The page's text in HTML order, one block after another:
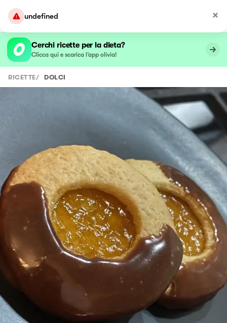
undefined
Cerchi ricette per la dieta?
Clicca qui e scarica l’app olivia!
RICETTE/ DOLCI